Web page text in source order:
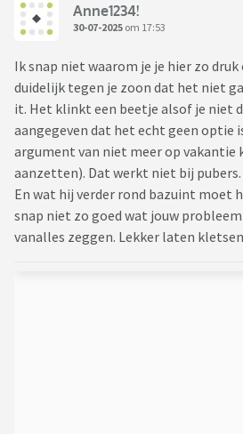
Anne1234!
30-07-2025 om 17:53
Ik snap niet waarom je je hier zo
duidelijk tegen je zoon dat het niet
it. Het klinkt een beetje alsof je niet
aangegeven dat het echt geen optie
argument van niet meer op vakantie
aanzetten). Dat werkt niet bij pubers.
En wat hij verder rond bazuint moet
snap niet zo goed wat jouw
vanalles zeggen. Lekker laten